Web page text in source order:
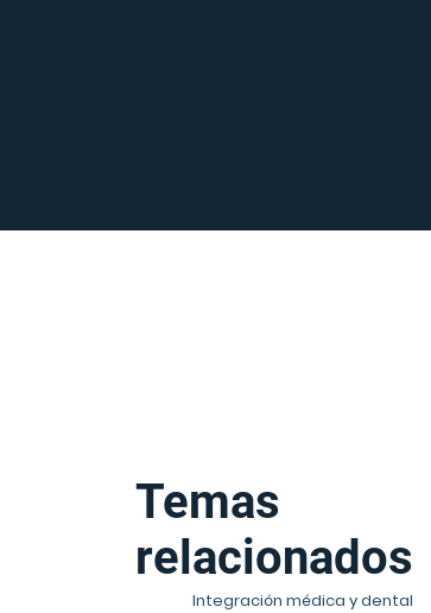
Temas
relacionados
Integración médica y dental